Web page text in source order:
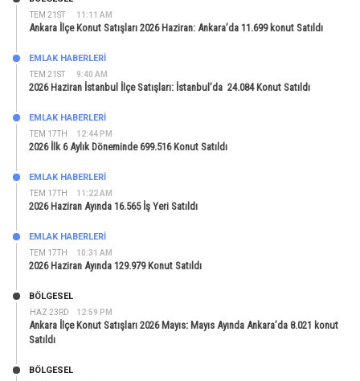
TEM 21ST 11:11 AM
Ankara İlçe Konut Satışları 2026 Haziran: Ankara’da 11.699 konut Satıldı
TEM 21ST 9:40 AM
EMLAK HABERLERI
2026 Haziran İstanbul İlçe Satışları: İstanbul’da 24.084 Konut Satıldı
TEM 17TH 12:44 PM
EMLAK HABERLERI
2026 İlk 6 Aylık Döneminde 699.516 Konut Satıldı
TEM 17TH 11:22 AM
EMLAK HABERLERI
2026 Haziran Ayında 16.565 İş Yeri Satıldı
TEM 17TH 10:31 AM
EMLAK HABERLERI
2026 Haziran Ayında 129.979 Konut Satıldı
HAZ 23RD 12:59 PM
BÖLGESEL
Ankara İlçe Konut Satışları 2026 Mayıs: Mayıs Ayında Ankara’da 8.021 konut
Satıldı
BÖLGESEL